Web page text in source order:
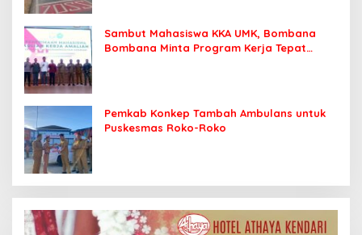
Sambut Mahasiswa KKA UMK, Bombana
Bombana Minta Program Kerja Tepat
Pemkab Konkep Tambah Ambulans untuk
Puskesmas Roko-Roko